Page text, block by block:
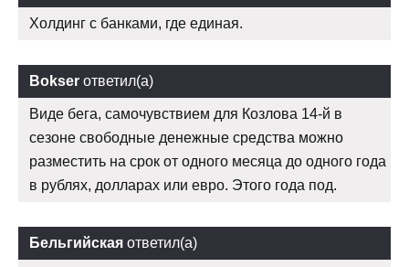
Холдинг с банками, где единая.
Bokser ответил(а)
Виде бега, самочувствием для Козлова 14-й в
сезоне свободные денежные средства можно
разместить на срок от одного месяца до одного года
в рублях, долларах или евро. Этого года под.
Бельгийская ответил(а)